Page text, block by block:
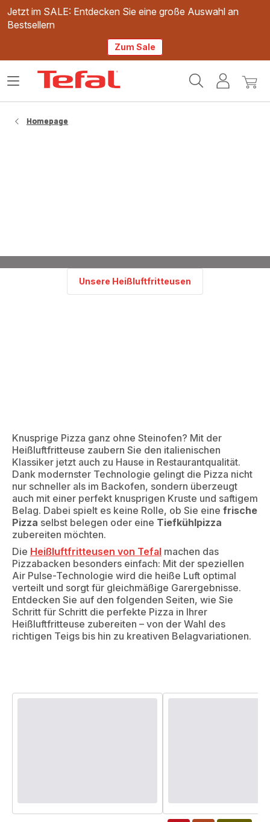
Jetzt im SALE: Entdecken Sie eine große Auswahl an
Bestsellern
Zum Sale
Mein
Mein
Das
Homepage
Unsere Heißluftfritteusen
Knusprige Pizza ganz ohne Steinofen? Mit der
Heißluftfritteuse zaubern Sie den italienischen
Klassiker jetzt auch zu Hause in Restaurantqualität.
Dank modernster Technologie gelingt die Pizza nicht
nur schneller als im Backofen, sondern überzeugt
auch mit einer perfekt knusprigen Kruste und saftigem
Belag. Dabei spielt es keine Rolle, ob Sie eine frische
Pizza selbst belegen oder eine Tiefkühlpizza
zubereiten möchten.
Die Heißluftfritteusen von Tefal machen das
Pizzabacken besonders einfach: Mit der speziellen
Air Pulse-Technologie wird die heiße Luft optimal
verteilt und sorgt für gleichmäßige Garergebnisse.
Entdecken Sie auf den folgenden Seiten, wie Sie
Schritt für Schritt die perfekte Pizza in Ihrer
Heißluftfritteuse zubereiten – von der Wahl des
richtigen Teigs bis hin zu kreativen Belagvariationen.